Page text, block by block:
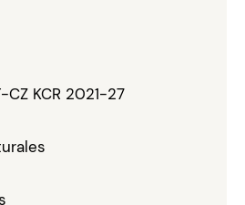
CZ KCR 2021-27